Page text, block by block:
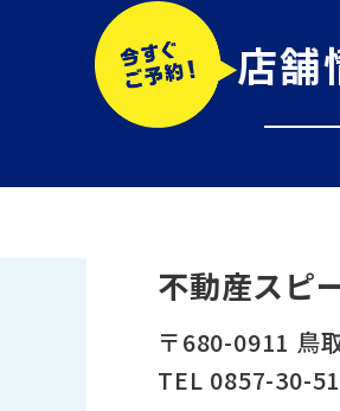
店舗
不動産スピ
〒680-0911 鳥
TEL 0857-30-